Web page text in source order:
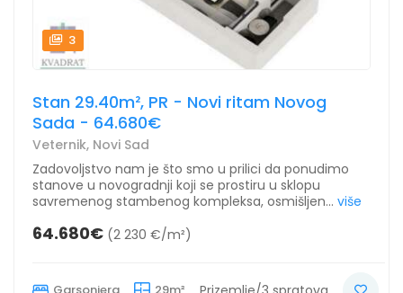
3
Stan 29.40m², PR - Novi ritam Novog
Sada - 64.680€
Veternik, Novi Sad
Zadovoljstvo nam je što smo u prilici da ponudimo
stanove u novogradnji koji se prostiru u sklopu
savremenog stambenog kompleksa, osmišljen... više
64.680€ (2 230 €/m²)